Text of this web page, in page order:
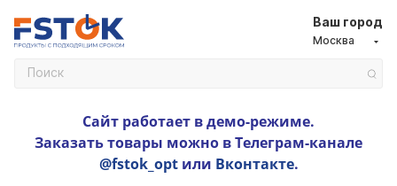
Ваш город
Москва
Сайт работает в демо-режиме.
Заказать товары можно в Телеграм-канале
@fstok_optили Вконтакте.